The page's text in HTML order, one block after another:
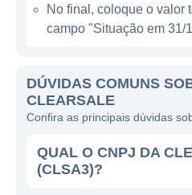
possui diferentes
segmentos como e-
concentra seus
vendas feitas por seus
efetivas e rentáveis, ao
mantém a segurança
No final, coloque o valor
campo "Situação em 31/
DÚVIDAS COMUNS
CLEARSALE
Confira as principais dúvidas
QUAL O CNPJ DA
(CLSA3)?